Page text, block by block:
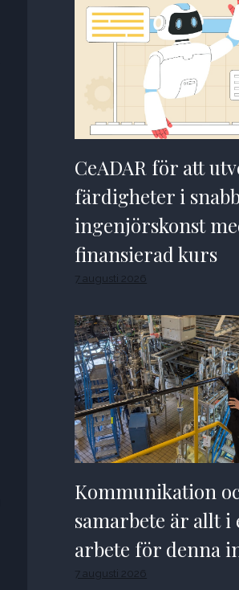
CeADAR för att
färdigheter i
ingenjörskonst
finansierad kurs
7 augusti 2026
Kommunikation
samarbete är allt i
arbete för denna
7 augusti 2026